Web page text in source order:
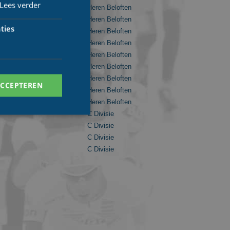
Heren Beloften
Heren Beloften
Heren Beloften
Heren Beloften
Heren Beloften
Heren Beloften
Heren Beloften
Heren Beloften
Heren Beloften
C Divisie
C Divisie
C Divisie
C Divisie
Lees verder